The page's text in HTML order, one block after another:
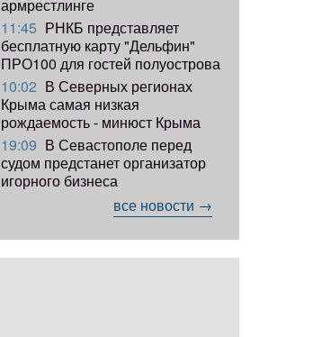
армрестлинге
11:45 РНКБ представляет
бесплатную карту "Дельфин"
ПРО100 для гостей полуострова
10:02 В Северных регионах
Крыма самая низкая
рождаемость - минюст Крыма
19:09 В Севастополе перед
судом предстанет организатор
игорного бизнеса
все новости →